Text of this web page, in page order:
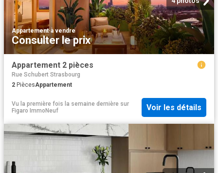
Appartement·à vendre
Consulter le prix
Appartement 2 pièces
Rue Schubert Strasbourg
2 PiècesAppartement
Vu la première fois la semaine dernière sur
Figaro ImmoNeuf
Voir les détails